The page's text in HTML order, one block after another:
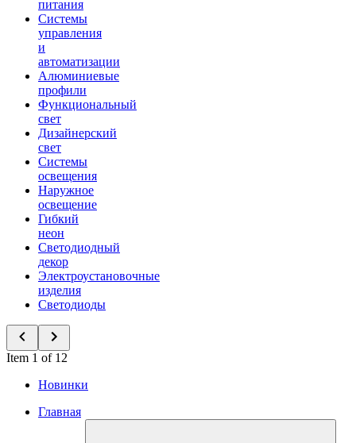
питания
Системы
управления
и
автоматизации
Алюминиевые
профили
Функциональный
свет
Дизайнерский
свет
Системы
освещения
Наружное
освещение
Гибкий
неон
Светодиодный
декор
Электроустановочные
изделия
Светодиоды
Item 1 of 12
Новинки
Главная